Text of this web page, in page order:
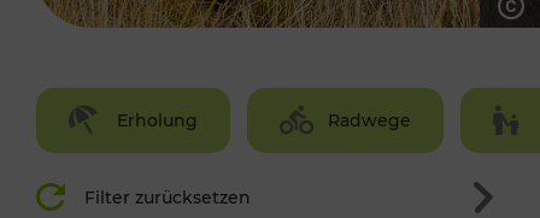
Erholung Radwege
Filter zurücksetzen